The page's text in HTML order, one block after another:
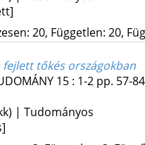
20, Független: 20,
fejlett tőkés országokban
15: 1-2 pp. 57-
| Tudományos